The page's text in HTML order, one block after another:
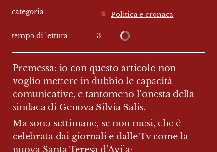
categoria Politica e cronaca
tempo di lettura 3
Premessa: io con questo articolo non
voglio mettere in dubbio le capacità
comunicative, e tantomeno l’onesta della
sindaca di Genova Silvia Salis.
Ma sono settimane, se non mesi, che è
celebrata dai giornali e dalle Tv come la
nuova Santa Teresa d’Avila: